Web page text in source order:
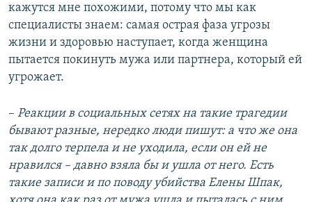
кажутся мне похожими, потому что мы как
специалисты знаем: самая острая фаза угрозы
жизни и здоровью наступает, когда женщина
пытается покинуть мужа или партнера, который ей
угрожает.
– Реакции в социальных сетях на такие трагедии
бывают разные, нередко люди пишут: а что же она
так долго терпела и не уходила, если он ей не
нравился – давно взяла бы и ушла от него. Есть
такие записи и по поводу убийства Елены Шпак,